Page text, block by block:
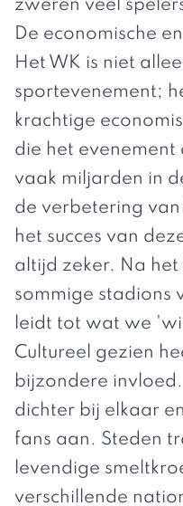
zweren veel
De economische
Het WK is niet
sportevenement;
krachtige
die het evenement
vaak miljarden in
de verbetering van
het succes van
altijd zeker. Na
sommige stadions
leidt tot wat we
Cultureel gezien
bijzondere
dichter bij elkaar
fans aan. Steden
levendige
verschillende